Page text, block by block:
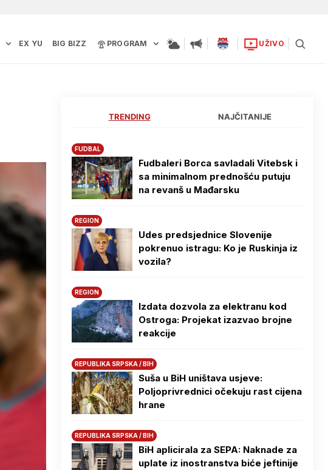
EX YU BIG BIZZ PROGRAM UŽIVO
TRENDING NAJČITANIJE
FUDBAL
Fudbaleri Borca savladali Vitebsk i
sa minimalnom prednošću putuju
na revanš u Mađarsku
REGION
Udes predsjednice Slovenije
pokrenuo istragu: Ko je Ruskinja iz
vozila?
REGION
Izdata dozvola za elektranu kod
Ostroga: Projekat izazvao brojne
reakcije
REPUBLIKA SRPSKA / BIH
Suša u BiH uništava usjeve:
Poljoprivrednici očekuju rast cijena
hrane
REPUBLIKA SRPSKA / BIH
BiH aplicirala za SEPA: Naknade za
uplate iz inostranstva biće jeftinije